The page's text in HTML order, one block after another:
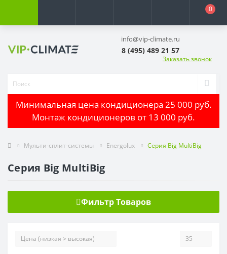
0
info@vip-climate.ru
8 (495) 489 21 57
Заказать звонок
Минимальная цена кондиционера 25 000 руб.
Монтаж кондиционеров от 13 000 руб.
Мульти-сплит-системы Energolux Серия Big MultiBig
Серия Big MultiBig
Фильтр Товаров